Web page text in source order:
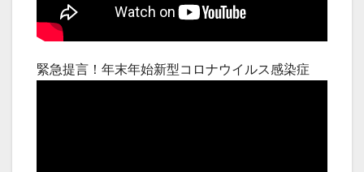
緊急提言！年末年始新型コロナウイルス感染症